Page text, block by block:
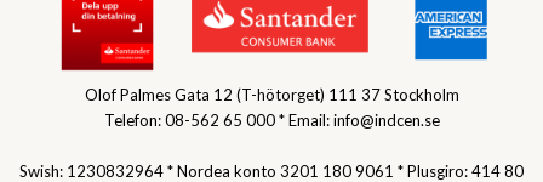
Olof Palmes Gata 12 (T-hötorget) 111 37 Stockholm
Telefon: 08-562 65 000 * Email: info@indcen.se
Swish: 1230832964 * Nordea konto 3201 180 9061 * Plusgiro: 414 80